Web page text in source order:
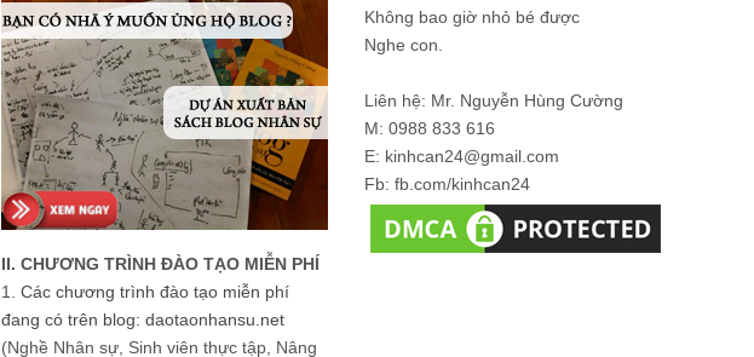
II. CHƯƠNG TRÌNH ĐÀO TẠO MIỄN PHÍ
1. Các chương trình đào tạo miễn phí
đang có trên blog: daotaonhansu.net
(Nghề Nhân sự, Sinh viên thực tập, Nâng
Không bao giờ nhỏ bé được
Nghe con.
Liên hệ: Mr. Nguyễn Hùng Cường
M: 0988 833 616
E: kinhcan24@gmail.com
Fb: fb.com/kinhcan24